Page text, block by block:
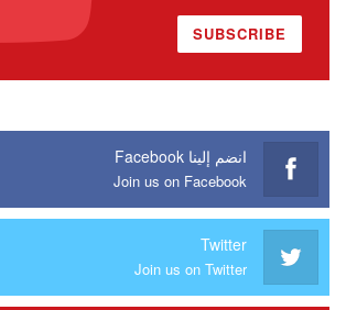
SUBSCRIBE
انضم إلينا Facebook
Join us on Facebook
Twitter
Join us on Twitter